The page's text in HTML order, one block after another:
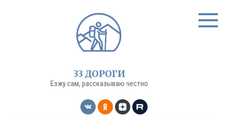
33 ДОРОГИ
Езжу сам, рассказываю честно